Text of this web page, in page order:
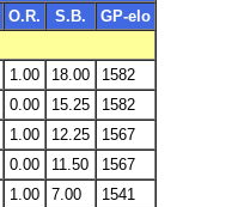
O.R. S.B.
GP-elo
1.00 18.00
1582
0.00 15.25
1582
1.00 12.25
1567
0.00 11.50
1567
1.00 7.00
1541